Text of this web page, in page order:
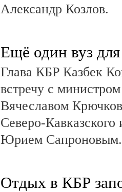
Александр Козлов.
Ещё один вуз
Глава КБР Казбек
встречу с
Вячеславом
Северо-
Юрием
Отдых в КБР